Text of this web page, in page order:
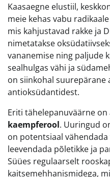
Kaasaegne elustiil,
meie kehas vabu
mis kahjustavad rakke ja
nimetatakse
vananemise ning paljude
sealhulgas vähi ja
on siinkohal suurepärane
antioksüdantidest.
Eriti tähelepanuväärne
kaempferool. Uuringud
on potentsiaal
leevendada põletikke ja
Süües regulaarselt
kaitsemehhanismidega,